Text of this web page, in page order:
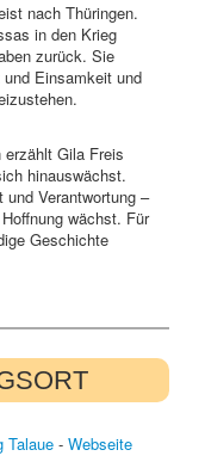
nach Thüringen.
in den Krieg
zurück. Sie
Einsamkeit und
Gila Freis
hinauswächst.
Verantwortung –
wächst. Für
Geschichte
Talaue - Webseite